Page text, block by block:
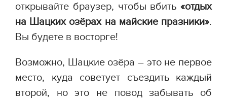
открывайте браузер, чтобы вбить «отдых
на Шацких озёрах на майские празники».
Вы будете в восторге!
Возможно, Шацкие озёра – это не первое
место, куда советует съездить каждый
второй, но это не повод забывать об